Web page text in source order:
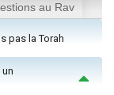
au Rav
pas la Torah
un